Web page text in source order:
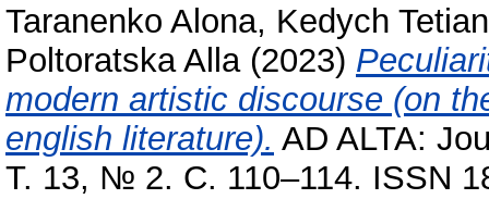
Taranenko Alona, Kedych
Poltoratska Alla(2023)
modern artistic discourse (on
english literature). AD ALTA:
Т. 13, № 2. С. 110–114. ISSN